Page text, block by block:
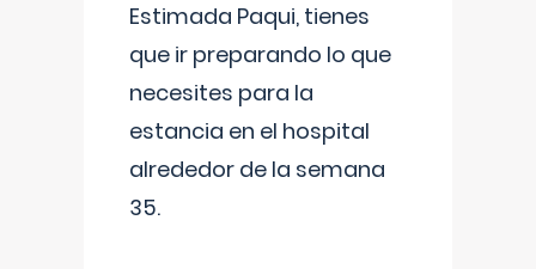
Estimada Paqui, tienes
que ir preparando lo que
necesites para la
estancia en el hospital
alrededor de la semana
35.